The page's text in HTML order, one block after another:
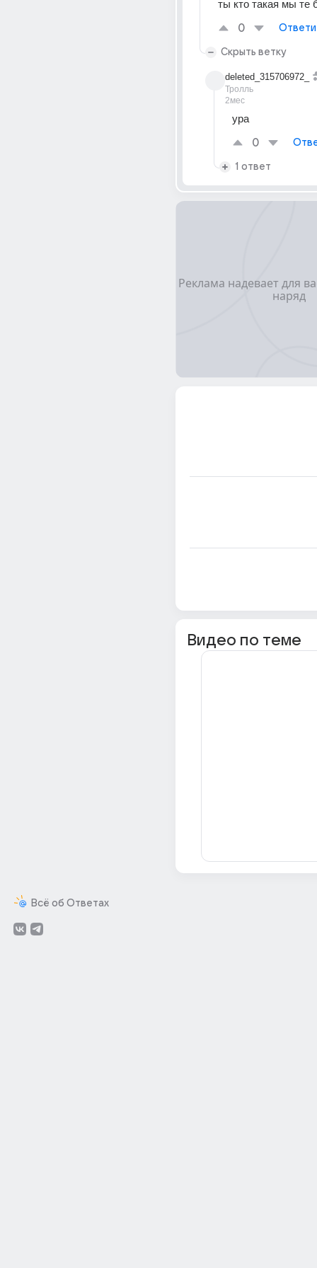
Всё об Ответах
ты кто такая мы те
0
Скрыть ветку
deleted_315706972_
Тролль
2мес
ура
0
1 ответ
Видео по теме